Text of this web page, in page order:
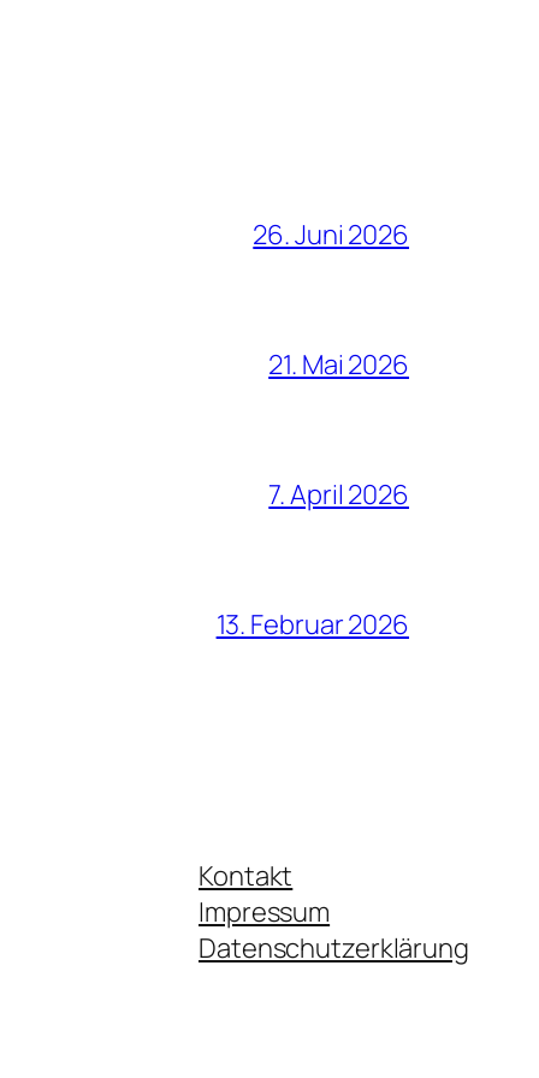
26. Juni 2026
21. Mai 2026
7. April 2026
13. Februar 2026
Kontakt
Impressum
Datenschutzerklärung